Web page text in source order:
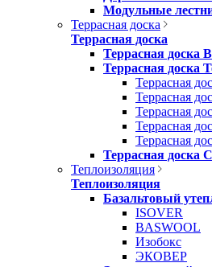
Модульные
Террасная доска
Террасная доска
Террасная доска
Террасная доска
Террасная
Террасная
Террасная
Террасная
Террасная
Террасная доска
Теплоизоляция
Теплоизоляция
Базальтовый
ISOVER
BASWOOL
Изобокс
ЭКОВЕР